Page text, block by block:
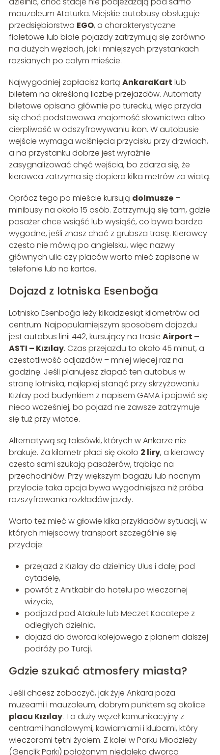
mauzoleum Atatürka. Miejskie autobusy obsługuje
przedsiębiorstwo EGO, a charakterystyczne
fioletowe lub białe pojazdy zatrzymują się zarówno
na dużych węzłach, jak i mniejszych przystankach
rozsianych po całym mieście.
Najwygodniej zapłacisz kartą AnkaraKart lub
biletem na określoną liczbę przejazdów. Automaty
biletowe opisano głównie po turecku, więc przyda
się choć podstawowa znajomość słownictwa albo
cierpliwość w odszyfrowywaniu ikon. W autobusie
wejście wymaga wciśnięcia przycisku przy drzwiach,
a na przystanku dobrze jest wyraźnie
zasygnalizować chęć wejścia, bo zdarza się, że
kierowca zatrzyma się dopiero kilka metrów za wiatą.
Oprócz tego po mieście kursują dolmusze–
minibusy na około 15 osób. Zatrzymują się tam, gdzie
pasażer chce wsiąść lub wysiąść, co bywa bardzo
wygodne, jeśli znasz choć z grubsza trasę. Kierowcy
często nie mówią po angielsku, więc nazwy
głównych ulic czy placów warto mieć zapisane w
telefonie lub na kartce.
Dojazd z lotniska Esenboğa
Lotnisko Esenboğa leży kilkadziesiąt kilometrów od
centrum. Najpopularniejszym sposobem dojazdu
jest autobus linii 442, kursujący na trasie Airport –
ASTI – Kızılay. Czas przejazdu to około 45 minut, a
częstotliwość odjazdów – mniej więcej raz na
godzinę. Jeśli planujesz złapać ten autobus w
stronę lotniska, najlepiej stanąć przy skrzyżowaniu
Kızılay pod budynkiem z napisem GAMA i pojawić się
nieco wcześniej, bo pojazd nie zawsze zatrzymuje
się tuż przy wiatce.
Alternatywą są taksówki, których w Ankarze nie
brakuje. Za kilometr płaci się około 2 liry, a kierowcy
często sami szukają pasażerów, trąbiąc na
przechodniów. Przy większym bagażu lub nocnym
przylocie taka opcja bywa wygodniejsza niż próba
rozszyfrowania rozkładów jazdy.
Warto też mieć w głowie kilka przykładów sytuacji, w
których miejscowy transport szczególnie się
przydaje:
przejazd z Kızılay do dzielnicy Ulus i dalej pod
cytadelę,
powrót z Anıtkabir do hotelu po wieczornej
wizycie,
podjazd pod Atakule lub Meczet Kocatepe z
odległych dzielnic,
dojazd do dworca kolejowego z planem dalszej
podróży po Turcji.
Gdzie szukać atmosfery miasta?
Jeśli chcesz zobaczyć, jak żyje Ankara poza
muzeami i mauzoleum, dobrym punktem są okolice
placu Kızılay. To duży węzeł komunikacyjny z
centrami handlowymi, kawiarniami i klubami, który
wieczorami tętni życiem. Z kolei w Parku Młodzieży
(Gençlik Parkı) położonym niedaleko dworca